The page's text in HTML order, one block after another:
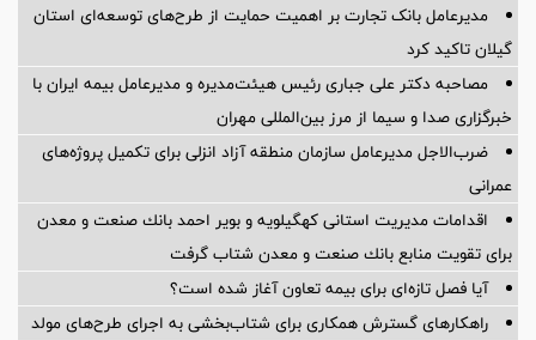
مدیرعامل بانک تجارت بر اهمیت حمایت از طرح‌های توسعه‌ای استان
گیلان تاکید کرد
مصاحبه دکتر علی جباری رئیس هیئت‌مدیره و مدیرعامل بیمه ایران با
خبرگزاری صدا و سیما از مرز بین‌المللی مهران
ضرب‌الاجل مدیرعامل سازمان منطقه آزاد انزلی برای تكمیل پروژه‌های
عمرانی
اقدامات مدیریت استانی كهگیلویه و بویر احمد بانك صنعت و معدن
برای تقویت منابع بانك صنعت و معدن شتاب گرفت
آیا فصل تازه‌ای برای بیمه تعاون آغاز شده است؟
راهکارهای گسترش همکاری برای شتاب‌بخشی به اجرای طرح‌های مولد